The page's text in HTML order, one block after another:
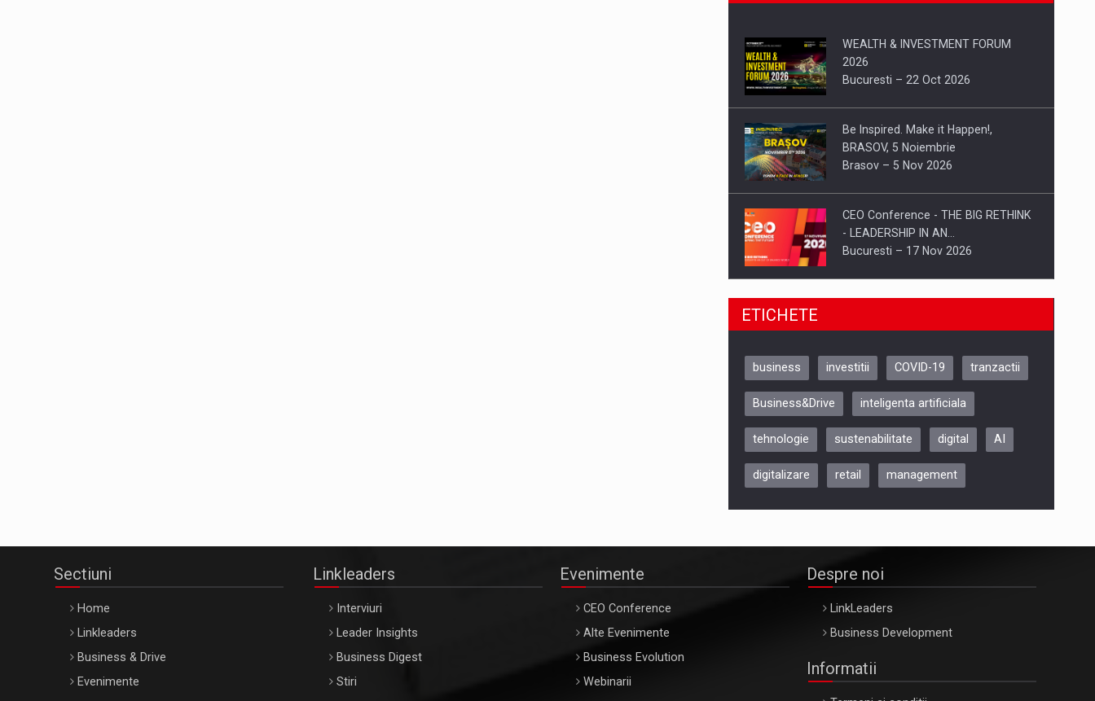
WEALTH & INVESTMENT FORUM
2026
Bucuresti – 22 Oct 2026
Be Inspired. Make it Happen!,
BRASOV, 5 Noiembrie
Brasov – 5 Nov 2026
CEO Conference - THE BIG RETHINK
- LEADERSHIP IN AN…
Bucuresti – 17 Nov 2026
Be Inspired. Make it Happen!, CLUJ, 9
ARTEMIS LETO, ORADEA, 8
Oradea – 8 Oct 2026
ETICHETE
business investitii COVID-19 tranzactii
Business&Drive inteligenta artificiala
tehnologie sustenabilitate digital AI
digitalizare retail management
Sectiuni
Home
Linkleaders
Business & Drive
Evenimente
Linkleaders
Interviuri
Leader Insights
Business Digest
Stiri
Evenimente
CEO Conference
Alte Evenimente
Business Evolution
Webinarii
Despre noi
LinkLeaders
Business Development
Informatii